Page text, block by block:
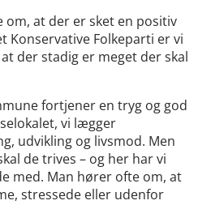
om, at der er sket en positiv
Konservative Folkeparti er vi
der stadig er meget der skal
fortjener en tryg og god
vi lægger
udvikling og livsmod. Men
de trives – og her har vi
med. Man hører ofte om, at
stressede eller udenfor